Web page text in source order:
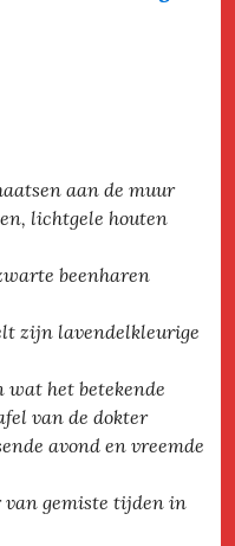
aan de muur
lichtgele houten
beenharen
zijn lavendelkleurige
wat het betekende
van de dokter
avond en vreemde
van gemiste tijden in